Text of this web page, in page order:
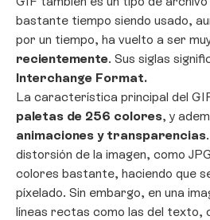
bastante tiempo siendo usado,
por un tiempo, ha vuelto a ser
recientemente. Sus siglas
Interchange Format.
La característica principal del
paletas de 256 colores, y
animaciones y transparencias
distorsión de la imagen, como
colores bastante, haciendo que
píxelado. Sin embargo, en una
líneas rectas como las del texto,